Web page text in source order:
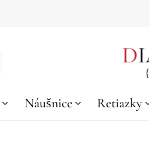
Náušnice Retiazky